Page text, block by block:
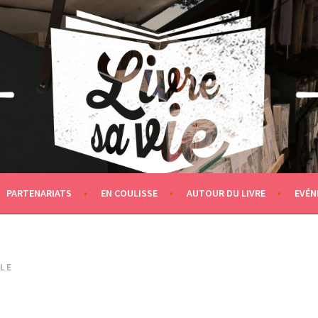
PARTENARIATS EN COULISSE AUTOUR DU LIVRE